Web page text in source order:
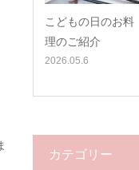
こどもの日のお料
理のご紹介
2026.05.6
カテゴリー